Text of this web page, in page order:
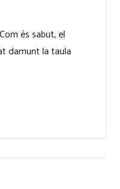
és sabut, el
damunt la taula